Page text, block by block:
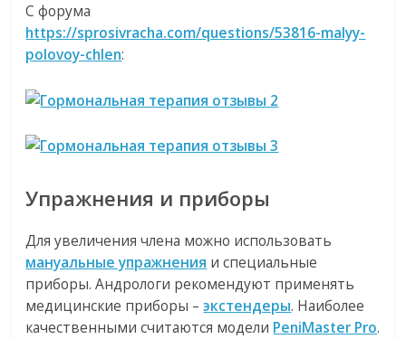
С форума
https://sprosivracha.com/questions/53816-malyy-
polovoy-chlen:
Упражнения и приборы
Для увеличения члена можно использовать
мануальные упражнения и специальные
приборы. Андрологи рекомендуют применять
медицинские приборы –экстендеры. Наиболее
качественными считаются модели PeniMaster Pro.